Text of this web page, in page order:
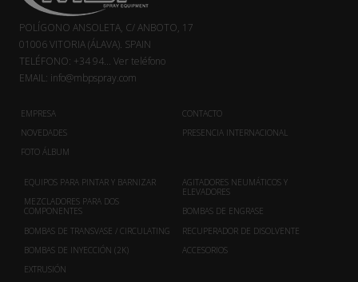
POLÍGONO ANSOLETA, C/ ANBOTO, 17
01006 VITORIA (ÁLAVA). SPAIN
TELÉFONO: +34 94... Ver teléfono
EMAIL: info@mbpspray.com
EMPRESA
NOVEDADES
FOTO ÁLBUM
CONTACTO
PRESENCIA INTERNACIONAL
EQUIPOS PARA PINTAR Y BARNIZAR
MEZCLADORES PARA DOS
COMPONENTES
BOMBAS DE TRANSVASE / CIRCULATING
BOMBAS DE INYECCIÓN (2K)
EXTRUSIÓN
AGITADORES NEUMÁTICOS Y
ELEVADORES
BOMBAS DE ENGRASE
RECUPERADOR DE DISOLVENTE
ACCESORIOS